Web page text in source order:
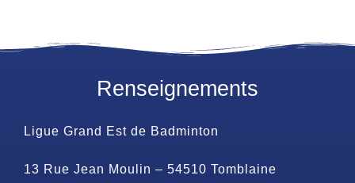
Renseignements
Ligue Grand Est de Badminton
13 Rue Jean Moulin – 54510 Tomblaine